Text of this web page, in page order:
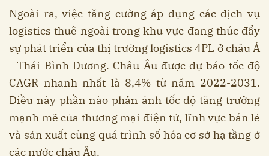
Ngoài ra, việc tăng cường áp dụng các dịch vụ
logistics thuê ngoài trong khu vực đang thúc đẩy
sự phát triển của thị trường logistics 4PL ở châu Á
- Thái Bình Dương. Châu Âu được dự báo tốc độ
CAGR nhanh nhất là 8,4% từ năm 2022-2031.
Điều này phần nào phản ánh tốc độ tăng trưởng
mạnh mẽ của thương mại điện tử, lĩnh vực bán lẻ
và sản xuất cùng quá trình số hóa cơ sở hạ tầng ở
các nước châu Âu.